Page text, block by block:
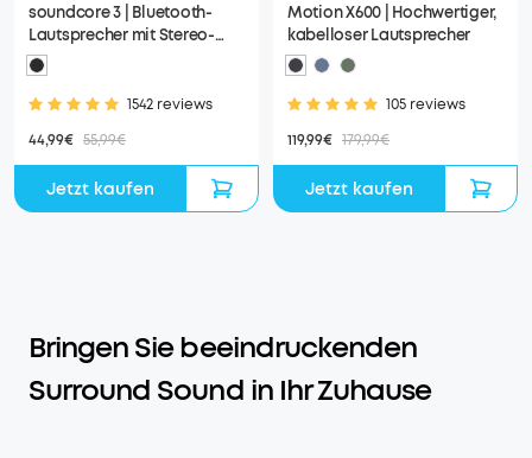
soundcore 3 | Bluetooth-
Lautsprecher mit Stereo-
Sound
1542 reviews
44,99€ 55,99€
Jetzt kaufen
Motion X600 | Hochwertiger,
kabelloser Lautsprecher
105 reviews
119,99€ 179,99€
Jetzt kaufen
Bringen Sie beeindruckenden
Surround Sound in Ihr Zuhause